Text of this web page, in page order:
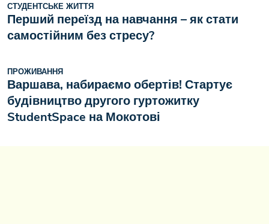
СТУДЕНТСЬКЕ ЖИТТЯ
Перший переїзд на навчання – як стати
самостійним без стресу?
ПРОЖИВАННЯ
Варшава, набираємо обертів! Стартує
будівництво другого гуртожитку
StudentSpace на Мокотові